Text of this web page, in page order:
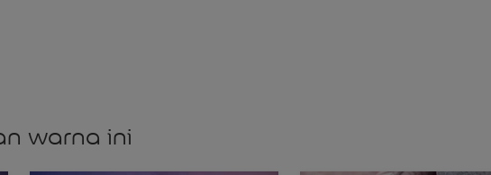
warna ini